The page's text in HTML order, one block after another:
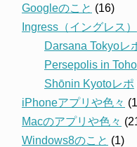
Googleのこと (16)
Ingress（イングレス）
Darsana Tokyoレ
Persepolis in
Shōnin Kyotoレポ
iPhoneアプリや色々
Macのアプリや色々
Windows8のこと (1)